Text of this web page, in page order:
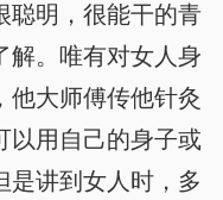
聪明，很能干的青
解。唯有对女人身
他大师傅传他针灸
以用自己的身子或
是讲到女人时，多